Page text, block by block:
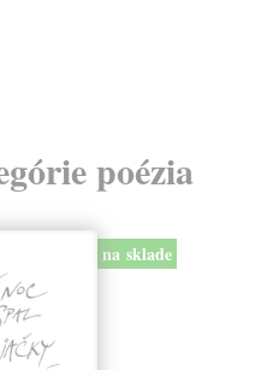
poézia
na sklade